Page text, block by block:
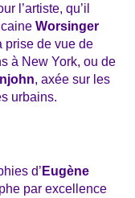
l’artiste, qu’il
Worsinger
prise de vue de
à New York, ou de
, axée sur les
urbains.
d’ Eugène
par excellence